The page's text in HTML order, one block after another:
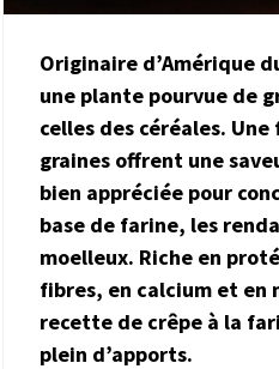
Originaire d’Amérique
une plante pourvue de
celles des céréales. Une
graines offrent une
bien appréciée pour
base de farine, les
moelleux. Riche en
fibres, en calcium et en
recette de crêpe à la
plein d’apports.